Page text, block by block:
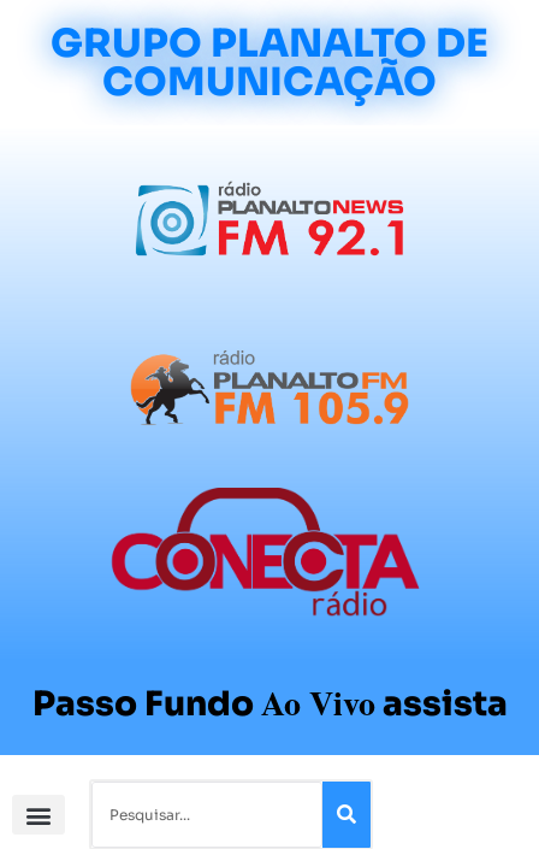
GRUPO PLANALTO DE
COMUNICAÇÃO
Passo FundoAo Vivoassista